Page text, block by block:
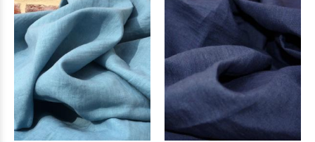
Vous avez besoin d’aide pour passer commande ? Comptez
sur nous, nous vous fournissons une assistance par mail ou
par téléphone. Votre satisfaction est notre priorité !
Le tissu en lin au mètre est idéal pour de nombreuses
applications. Découvrez notre gamme et réalisez toutes vos
envies de créations ! Des questions ? Contactez-nous.